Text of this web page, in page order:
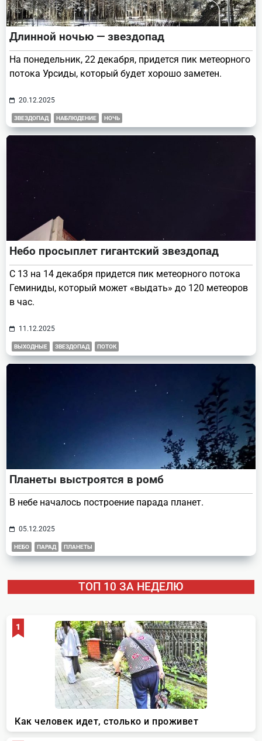
Длинной ночью — звездопад
На понедельник, 22 декабря, придется пик метеорного
потока Урсиды, который будет хорошо заметен.
20.12.2025
ЗВЕЗДОПАД НАБЛЮДЕНИЕ НОЧЬ
Небо просыплет гигантский звездопад
С 13 на 14 декабря придется пик метеорного потока
Геминиды, который может «выдать» до 120 метеоров
в час.
11.12.2025
ВЫХОДНЫЕ ЗВЕЗДОПАД ПОТОК
Планеты выстроятся в ромб
В небе началось построение парада планет.
05.12.2025
НЕБО ПАРАД ПЛАНЕТЫ
ТОП 10 ЗА НЕДЕЛЮ